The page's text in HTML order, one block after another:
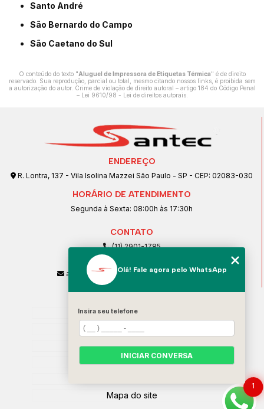
Santo André
São Bernardo do Campo
São Caetano do Sul
O conteúdo do texto "Aluguel de Impressora de Etiquetas Térmica" é de direito
reservado. Sua reprodução, parcial ou total, mesmo citando nossos links, é proibida sem
a autorização do autor. Crime de violação de direito autoral – artigo 184 do Código Penal
– Lei 9610/98 - Lei de direitos autorais.
ENDEREÇO
R. Lontra, 137 - Vila Isolina Mazzei São Paulo - SP - CEP: 02083-030
HORÁRIO DE ATENDIMENTO
Segunda à Sexta: 08:00h às 17:30h
CONTATO
(11) 2901-1785
(11) 99239-1832
atendimento@santeccopiadoras.com.br
Home
Empresa
SERVIÇOS
Contato
Mapa do site
1
Olá! Fale agora pelo WhatsApp
Insira seu telefone
INICIAR CONVERSA